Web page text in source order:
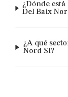
¿Dónde
Del Baix
¿A qué
Nord Sl?